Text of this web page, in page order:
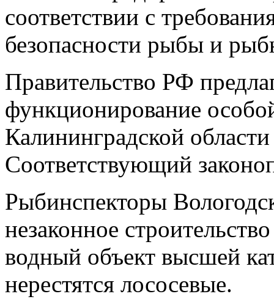
соответствии с
безопасности рыбы и
Правительство РФ
функционирование
Калининградской
Соответствующий
Рыбинспекторы
незаконное
водный объект высшей
нерестятся лососевые.